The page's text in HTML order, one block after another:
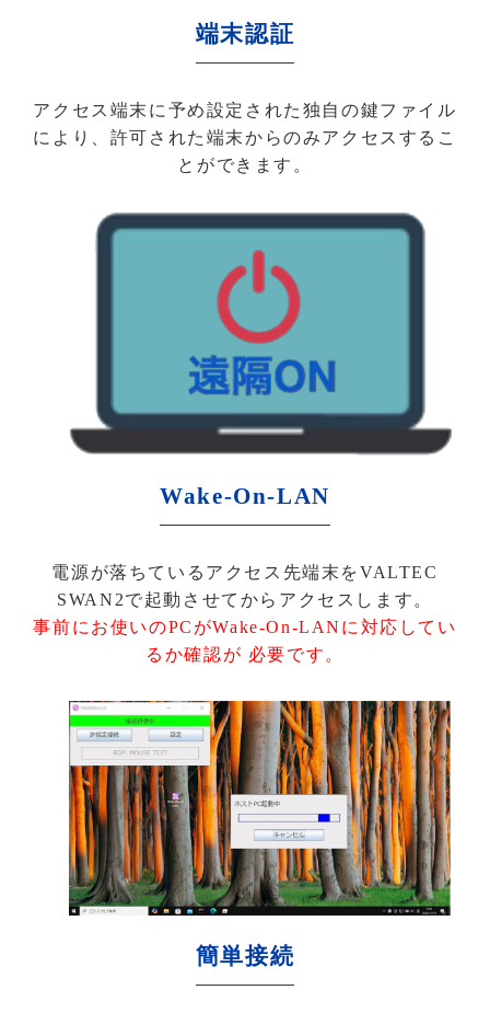
端末認証
アクセス端末に予め設定された独自の鍵ファイル
により、許可された端末からのみアクセスするこ
とができます。
Wake-On-LAN
電源が落ちているアクセス先端末をVALTEC
SWAN2で起動させてからアクセスします。
事前にお使いのPCがWake-On-LANに対応してい
るか確認が 必要です。
簡単接続